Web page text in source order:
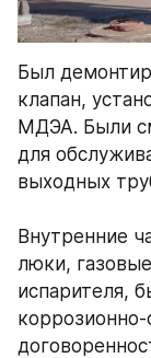
Был
клапан,
МДЭА. Были
для
выходных
Внутренние
люки,
испарителя,